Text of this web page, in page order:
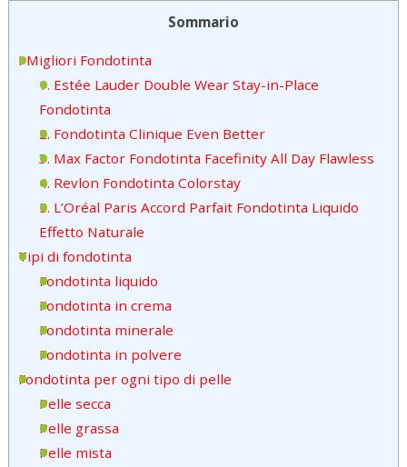
Sommario
I Migliori Fondotinta
1. Estée Lauder Double Wear Stay-in-Place
Fondotinta
2. Fondotinta Clinique Even Better
3. Max Factor Fondotinta Facefinity All Day Flawless
4. Revlon Fondotinta Colorstay
5. L’Oréal Paris Accord Parfait Fondotinta Liquido
Effetto Naturale
Tipi di fondotinta
Fondotinta liquido
Fondotinta in crema
Fondotinta minerale
Fondotinta in polvere
Fondotinta per ogni tipo di pelle
Pelle secca
Pelle grassa
Pelle mista